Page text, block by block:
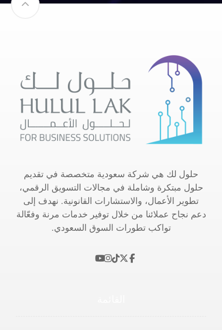
حلول لك هي شركة سعودية متخصصة في تقديم
حلول مبتكرة وشاملة في مجالات التسويق الرقمي،
تطوير الأعمال، والاستشارات القانونية. نهدف إلى
دعم نجاح عملائنا من خلال توفير خدمات مرنة وفعّالة
تواكب تطورات السوق السعودي.